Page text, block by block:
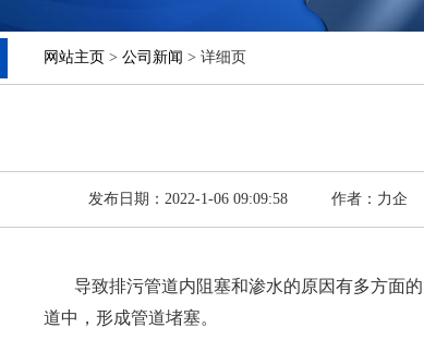
网站主页 > 公司新闻 > 详细页
发布日期：2022-1-06 09:09:58 作者：力企
导致排污管道内阻塞和渗水的原因有多方面
道中，形成管道堵塞。